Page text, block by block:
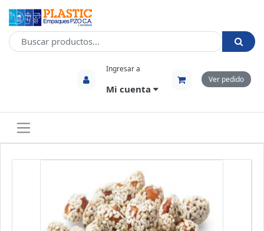
Ingresar a
Mi cuenta
Ver pedido